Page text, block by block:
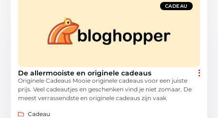
CADEAU
De allermooiste en originele cadeaus
Originele Cadeaus Mooie originele cadeaus voor een juiste
prijs. Veel cadeautjes en geschenken vind je niet zomaar. De
meest verrassendste en originele cadeaus zijn vaak
Cadeau